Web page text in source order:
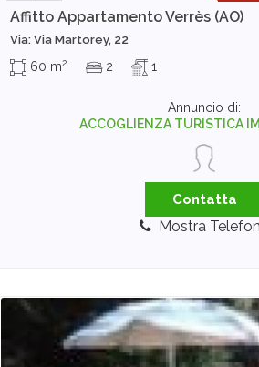
Affitto AppartamentoVerrès (AO)
Via: Via Martorey, 22
60 m2 2 1
Annuncio di:
ACCOGLIENZA TURISTICA
Contatta
Mostra